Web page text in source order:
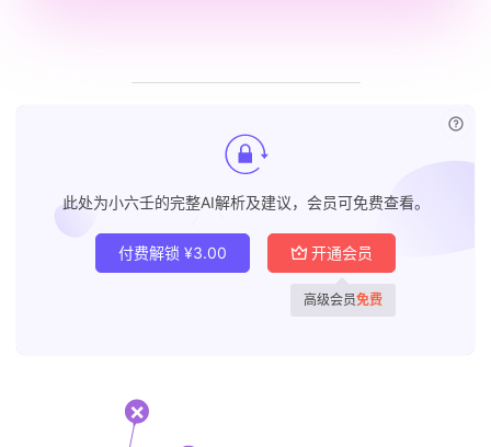
此处为小六壬的完整AI解析及建议，会员可免费查看。
付费解锁 ¥3.00 开通会员
高级会员免费